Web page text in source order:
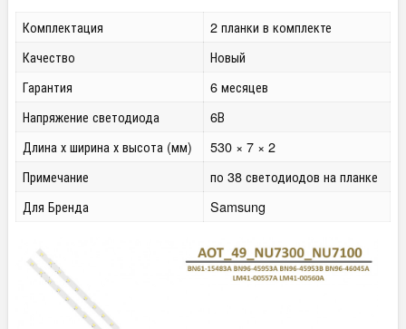
Комплектация
2 планки в комплекте
Качество
Новый
Гарантия
6 месяцев
Напряжение светодиода
6В
Длина х ширина х высота (мм)
530 × 7 × 2
Примечание
по 38 светодиодов на планке
Для Бренда
Samsung